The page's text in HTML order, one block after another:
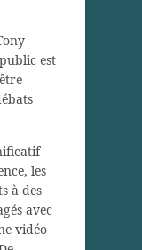
est
les
à des
avec
vidéo